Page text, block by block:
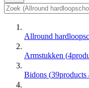
Allround
Armstukken (4
Bidons (39products